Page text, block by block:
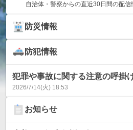
自治体・警察からの直近30日間の配信
防災情報
防犯情報
犯罪や事故に関する注意の呼掛
2026/7/14(火) 18:53
お知らせ